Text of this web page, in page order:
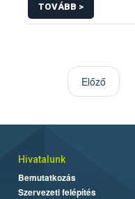
TOVÁBB >
Előző
Hivatalunk
Bemutatkozás
Szervezeti felépítés